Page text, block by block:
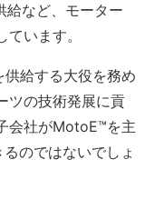
給など、モーター
います。
給する大役を務め
ツの技術発展に貢
会社がMotoE™️を主
のではないでしょ